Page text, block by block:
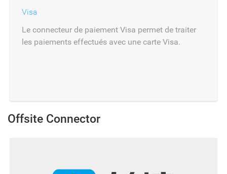
Visa
Le connecteur de paiement Visa permet de traiter
les paiements effectués avec une carte Visa.
Offsite Connector